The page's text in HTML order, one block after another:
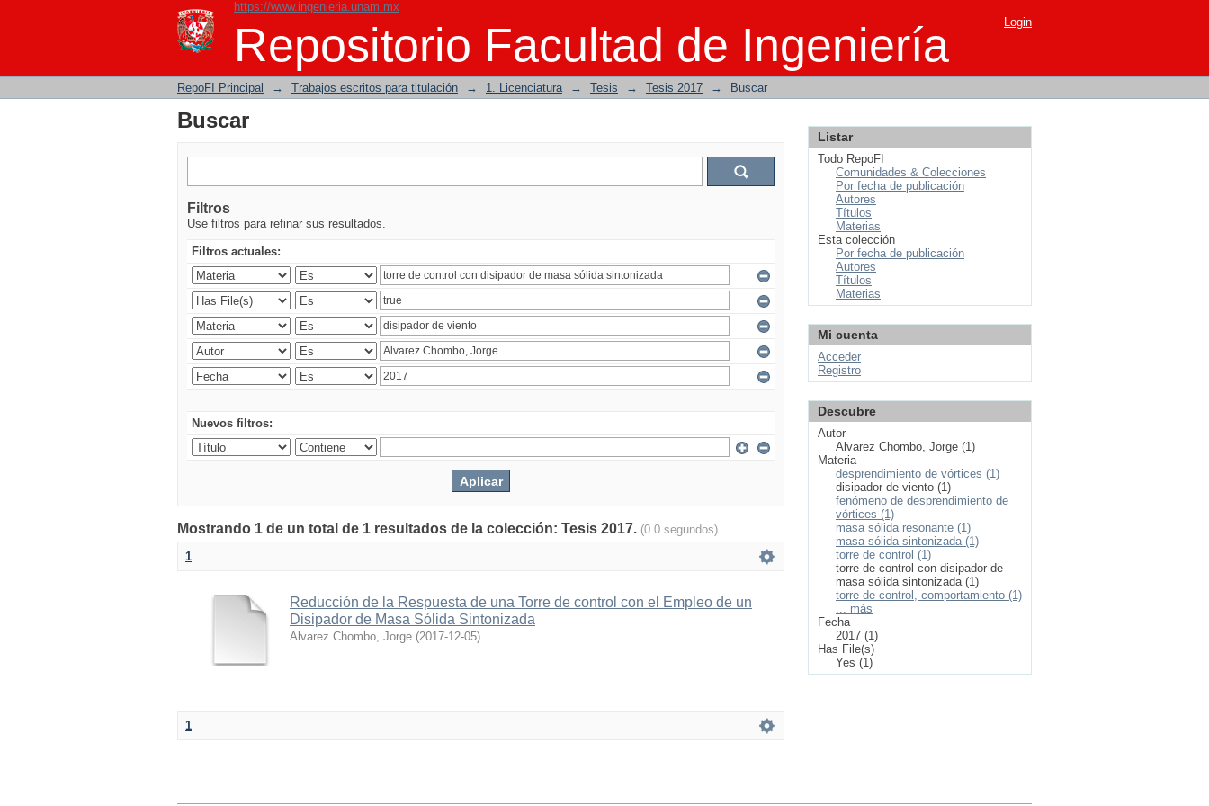
https://www.ingenieria.unam.mx
Repositorio Facultad de Ingeniería
Buscar Login
RepoFI Principal → Trabajos escritos para titulación → 1. Licenciatura → Tesis → Tesis 2017 → Buscar
Buscar
Filtros
Use filtros para refinar sus resultados.
Filtros actuales:
Nuevos filtros:
Mostrando 1 de un total de 1 resultados de la colección: Tesis 2017. (0.0 segundos)
1
Reducción de la Respuesta de una Torre de control con el Empleo de un
Disipador de Masa Sólida Sintonizada
Alvarez Chombo, Jorge (2017-12-05)
1
Listar
Todo RepoFI
Comunidades & Colecciones
Por fecha de publicación
Autores
Títulos
Materias
Esta colección
Por fecha de publicación
Autores
Títulos
Materias
Mi cuenta
Acceder
Registro
Descubre
Autor
Alvarez Chombo, Jorge (1)
Materia
desprendimiento de vórtices (1)
disipador de viento (1)
fenómeno de desprendimiento de
vórtices (1)
masa sólida resonante (1)
masa sólida sintonizada (1)
torre de control (1)
torre de control con disipador de
masa sólida sintonizada (1)
torre de control, comportamiento (1)
... más
Fecha
2017 (1)
Has File(s)
Yes (1)